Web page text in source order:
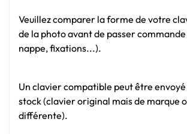
Veuillez comparer la forme de votre
de la photo avant de passer
nappe, fixations...).
Un clavier compatible peut être
stock (clavier original mais de marque
différente).